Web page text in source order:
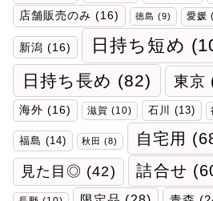
店舗販売のみ (16) 徳島 (9) 愛媛
新潟 (16) 日持ち短め
日持ち長め (82) 東京
海外 (16) 滋賀 (10) 石川 (13)
福島 (14) 秋田 (8) 自宅用
見た目◎ (42) 詰合せ